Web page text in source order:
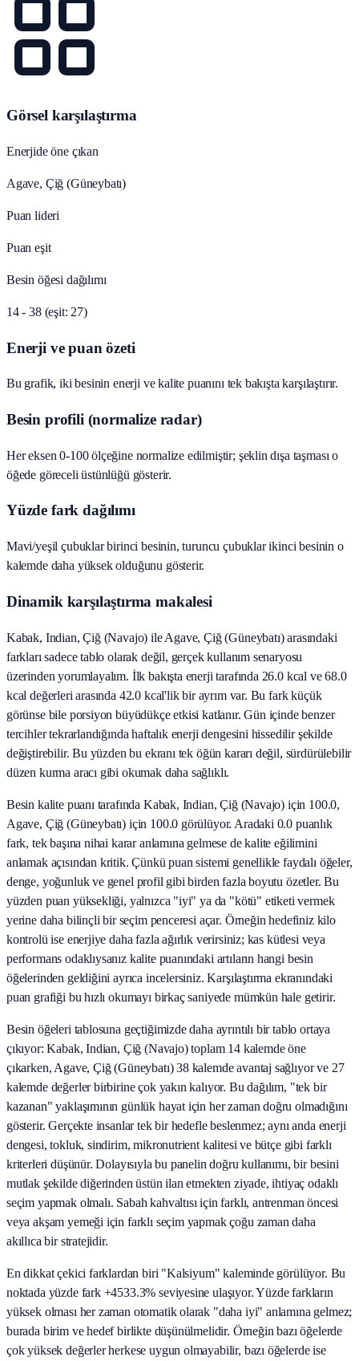
Görsel karşılaştırma
Enerjide öne çıkan
Agave, Çiğ (Güneybatı)
Puan lideri
Puan eşit
Besin öğesi dağılımı
14 - 38 (eşit: 27)
Enerji ve puan özeti
Bu grafik, iki besinin enerji ve kalite puanını tek bakışta karşılaştırır.
Besin profili (normalize radar)
Her eksen 0-100 ölçeğine normalize edilmiştir; şeklin dışa taşması o
öğede göreceli üstünlüğü gösterir.
Yüzde fark dağılımı
Mavi/yeşil çubuklar birinci besinin, turuncu çubuklar ikinci besinin o
kalemde daha yüksek olduğunu gösterir.
Dinamik karşılaştırma makalesi
Kabak, Indian, Çiğ (Navajo) ile Agave, Çiğ (Güneybatı) arasındaki
farkları sadece tablo olarak değil, gerçek kullanım senaryosu
üzerinden yorumlayalım. İlk bakışta enerji tarafında 26.0 kcal ve 68.0
kcal değerleri arasında 42.0 kcal'lik bir ayrım var. Bu fark küçük
görünse bile porsiyon büyüdükçe etkisi katlanır. Gün içinde benzer
tercihler tekrarlandığında haftalık enerji dengesini hissedilir şekilde
değiştirebilir. Bu yüzden bu ekranı tek öğün kararı değil, sürdürülebilir
düzen kurma aracı gibi okumak daha sağlıklı.
Besin kalite puanı tarafında Kabak, Indian, Çiğ (Navajo) için 100.0,
Agave, Çiğ (Güneybatı) için 100.0 görülüyor. Aradaki 0.0 puanlık
fark, tek başına nihai karar anlamına gelmese de kalite eğilimini
anlamak açısından kritik. Çünkü puan sistemi genellikle faydalı öğeler,
denge, yoğunluk ve genel profil gibi birden fazla boyutu özetler. Bu
yüzden puan yüksekliği, yalnızca "iyi" ya da "kötü" etiketi vermek
yerine daha bilinçli bir seçim penceresi açar. Örneğin hedefiniz kilo
kontrolü ise enerjiye daha fazla ağırlık verirsiniz; kas kütlesi veya
performans odaklıysanız kalite puanındaki artıların hangi besin
öğelerinden geldiğini ayrıca incelersiniz. Karşılaştırma ekranındaki
puan grafiği bu hızlı okumayı birkaç saniyede mümkün hale getirir.
Besin öğeleri tablosuna geçtiğimizde daha ayrıntılı bir tablo ortaya
çıkıyor: Kabak, Indian, Çiğ (Navajo) toplam 14 kalemde öne
çıkarken, Agave, Çiğ (Güneybatı) 38 kalemde avantaj sağlıyor ve 27
kalemde değerler birbirine çok yakın kalıyor. Bu dağılım, "tek bir
kazanan" yaklaşımının günlük hayat için her zaman doğru olmadığını
gösterir. Gerçekte insanlar tek bir hedefle beslenmez; aynı anda enerji
dengesi, tokluk, sindirim, mikronutrient kalitesi ve bütçe gibi farklı
kriterleri düşünür. Dolayısıyla bu panelin doğru kullanımı, bir besini
mutlak şekilde diğerinden üstün ilan etmekten ziyade, ihtiyaç odaklı
seçim yapmak olmalı. Sabah kahvaltısı için farklı, antrenman öncesi
veya akşam yemeği için farklı seçim yapmak çoğu zaman daha
akıllıca bir stratejidir.
En dikkat çekici farklardan biri "Kalsiyum" kaleminde görülüyor. Bu
noktada yüzde fark +4533.3% seviyesine ulaşıyor. Yüzde farkların
yüksek olması her zaman otomatik olarak "daha iyi" anlamına gelmez;
burada birim ve hedef birlikte düşünülmelidir. Örneğin bazı öğelerde
çok yüksek değerler herkese uygun olmayabilir, bazı öğelerde ise